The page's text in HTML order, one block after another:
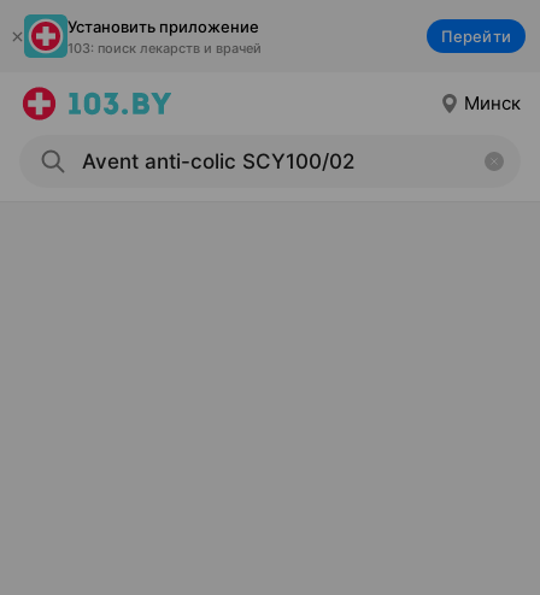
Установить приложение
103: поиск лекарств и врачей
Перейти
Минск